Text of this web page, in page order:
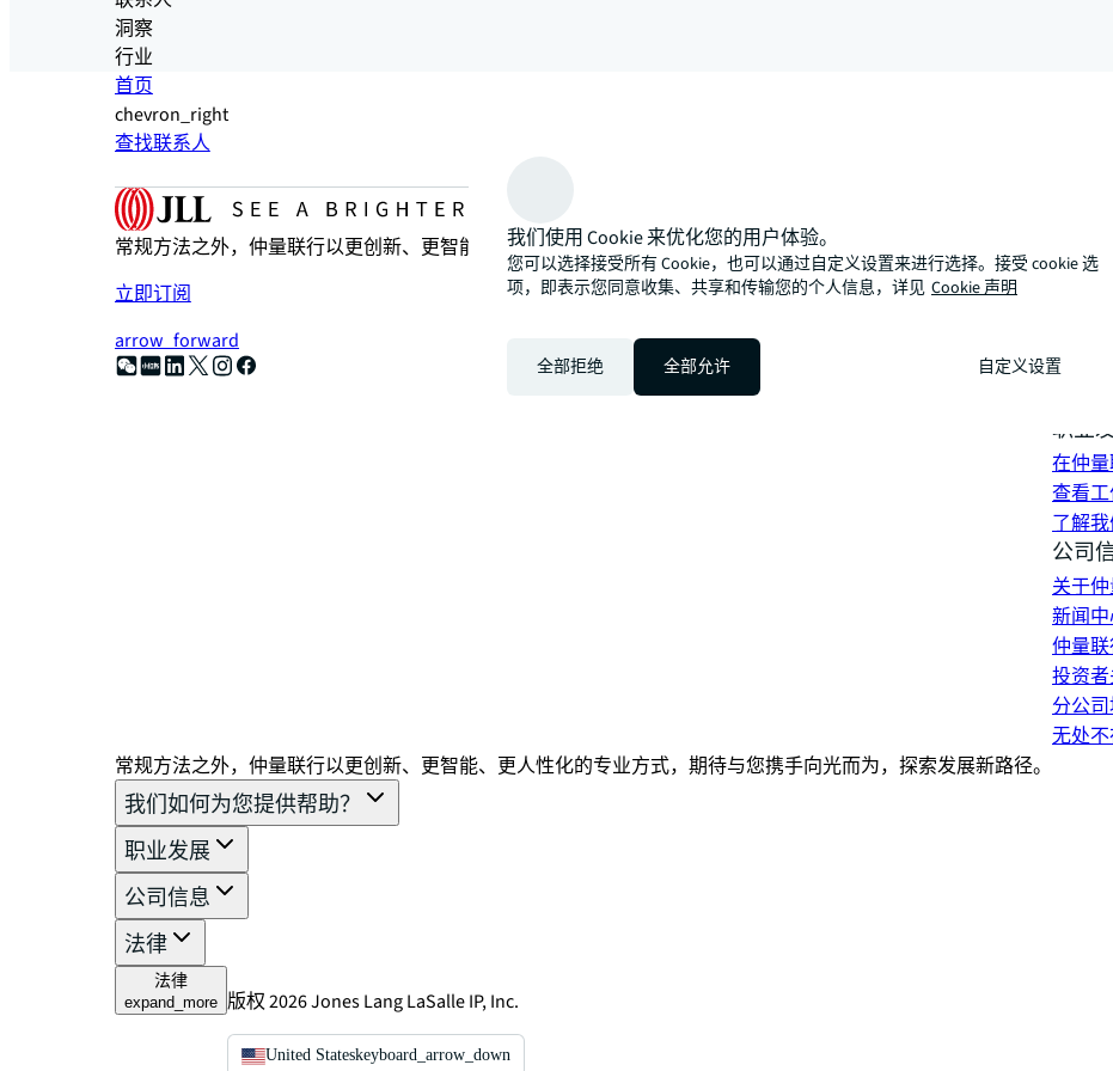
洞察
行业
首页
chevron_right
查找联系人
常规方法之外，仲量联行以更创新、更智能、更人性化的专业方式，期待与您携手向光而为，探索发展新路径。
立即订阅
arrow_forward
我们
可持
混合
投资
查找
职业
在仲
查看
了解
公司
关于
新闻
仲量
投资
分公
无处
常规方法之外，仲量联行以更创新、更智能、更人性化的专业方式，期待与您携手向光而为，探索发展新路径。
我们如何为您提供帮助？
职业发展
公司信息
法律
法律
expand_more 版权 2026 Jones Lang LaSalle IP, Inc.
United Stateskeyboard_arrow_down
我们使用 Cookie 来优化您的用户体验。
您可以选择接受所有 Cookie，也可以通过自定义设置来进行选择。接受 cookie 选
项，即表示您同意收集、共享和传输您的个人信息，详见 Cookie 声明
全部拒绝 全部允许 自定义设置